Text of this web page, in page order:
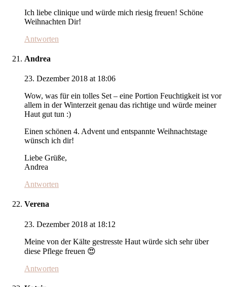
Ich liebe clinique und würde mich riesig freuen! Schöne
Weihnachten Dir!
Antworten
Andrea
23. Dezember 2018 at 18:06
Wow, was für ein tolles Set – eine Portion Feuchtigkeit ist vor
allem in der Winterzeit genau das richtige und würde meiner
Haut gut tun :)
Einen schönen 4. Advent und entspannte Weihnachtstage
wünsch ich dir!
Liebe Grüße,
Andrea
Antworten
Verena
23. Dezember 2018 at 18:12
Meine von der Kälte gestresste Haut würde sich sehr über
diese Pflege freuen 😍
Antworten